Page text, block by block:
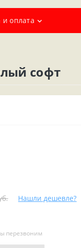
и оплата
софт
Нашли дешевле?
перезвоним